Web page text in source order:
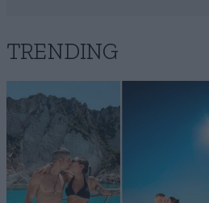
TRENDING